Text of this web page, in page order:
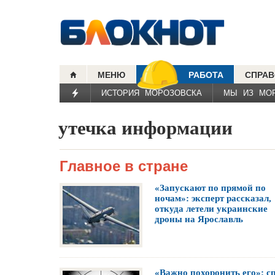
МЕНЮ РАБОТА
ИСТОРИЯ МОРОЗОВСКА МЫ ИЗ
утечка информации
Главное в стране
«Запускают по прямой по
ночам»: эксперт рассказал,
откуда летели украинские
дроны на Ярославль
«Важно похоронить его»: